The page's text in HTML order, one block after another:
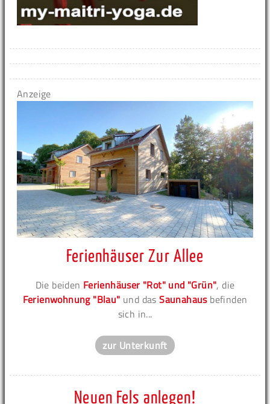
Anzeige
Ferienhäuser Zur Allee
Die beiden Ferienhäuser "Rot" und "Grün", die
Ferienwohnung "Blau" und dasSaunahausbefinden
sich in...
zur Unterkunft
Neuen Fels anlegen!